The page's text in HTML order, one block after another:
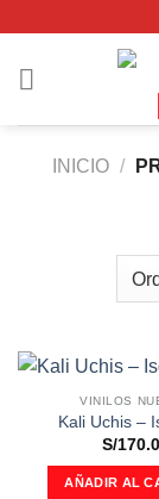
contenido
INICIO /
VINILOS
Kali Uchis ‎–
S/
AÑADIR AL